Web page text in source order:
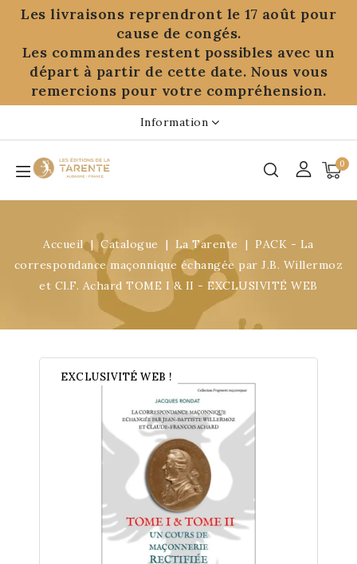
Les livraisons reprendront le 17 août pour
cause de congés.
Les commandes restent possibles avec un
départ à partir de cette date. Nous vous
remercions pour votre compréhension.
Information
0
Accueil Catalogue La Tarente
PACK - La
correspondance maçonnique échangée par J.B. Willermoz
et Cl.F. Achard TOME I & II - EXCLUSIVITÉ WEB
EXCLUSIVITÉ WEB !
Panneau de gestion des cookies